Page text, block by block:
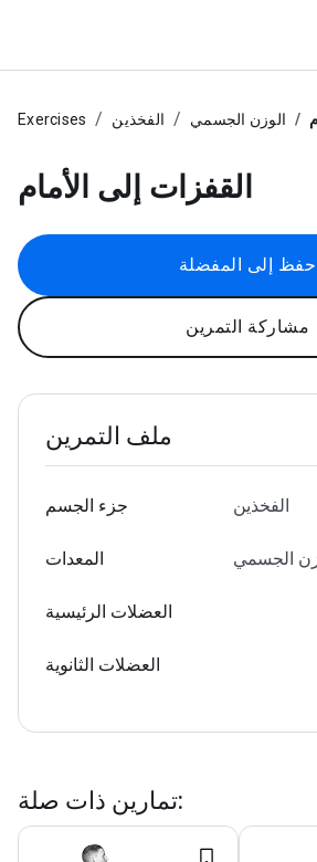
Exercises الفخذين الوزن الجسمي
القفزات إلى الأمام
حفظ إلى المفضلة
مشاركة التمرين
ملف التمرين
جزء الجسم الفخذين
المعدات الجسمي
العضلات الرئيسية
العضلات الثانوية
تمارين ذات صلة: